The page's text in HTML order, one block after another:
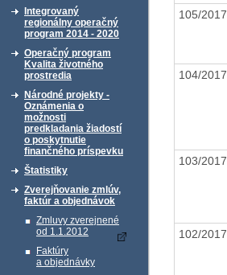
Integrovaný
regionálny operačný
program 2014 - 2020
Operačný program
Kvalita životného
prostredia
Národné projekty -
Oznámenia o
možnosti
predkladania žiadostí
o poskytnutie
finančného príspevku
Štatistiky
Zverejňovanie zmlúv,
faktúr a objednávok
Zmluvy zverejnené
od 1.1.2012
Faktúry
a objednávky
105/2017
104/2017
103/2017
102/2017